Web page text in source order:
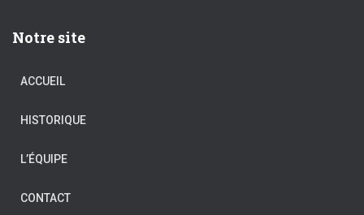
Notre site
ACCUEIL
HISTORIQUE
L’ÉQUIPE
CONTACT